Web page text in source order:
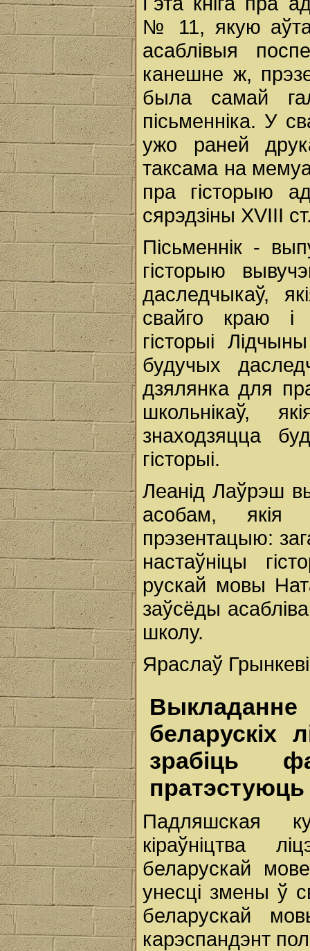
№ 11, якую
асаблівыя
канешне ж,
была самай
пісьменніка. У
ужо раней
таксама на
пра гісторыю
сярэдзіны XVIII
Пісьменнік -
гісторыю
даследчыкаў,
свайго краю і
гісторыі
будучых
дзялянка для
школьнікаў,
знаходзяцца
гісторыі.
Леанід Лаўрэш
асобам, якія
прэзентацыю:
настаўніцы
рускай мовы
заўсёды
школу.
Яраслаў
беларускіх
зрабіць
пратэстуюць
Падляшская
кіраўніцтва
беларускай
унесці змены ў
беларускай
карэспандэнт